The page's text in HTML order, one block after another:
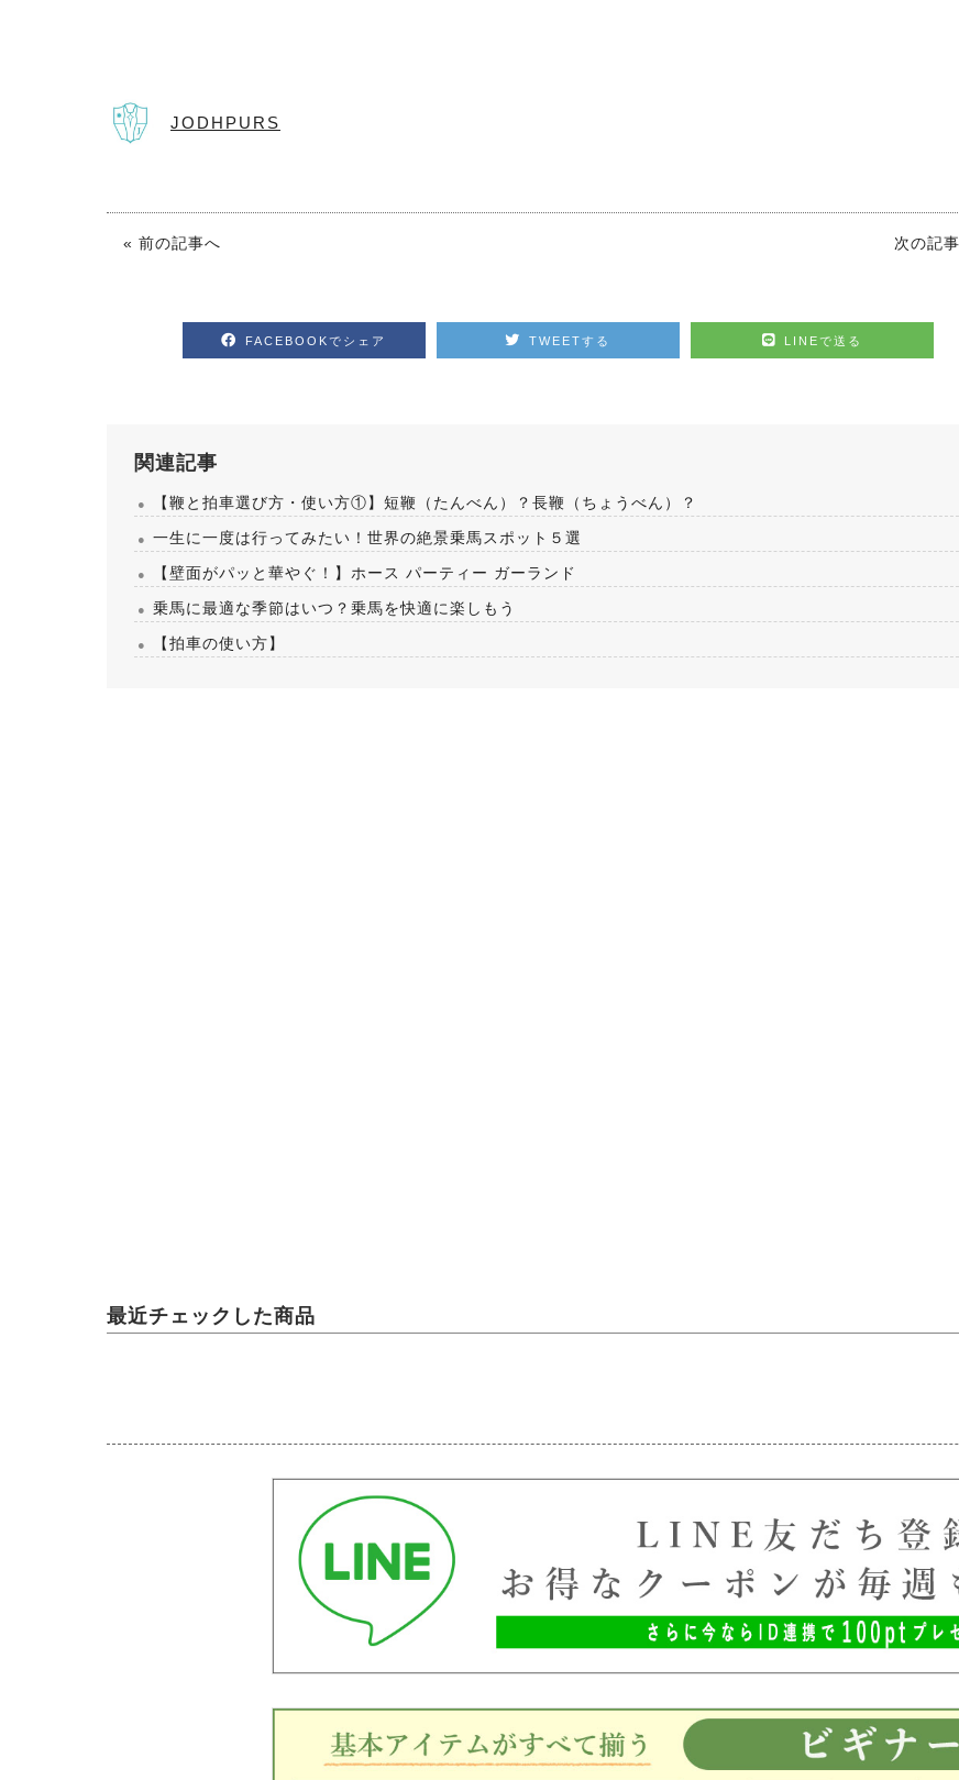
JODHPURS
« 前の記事へ 次の記
FACEBOOKでシェア TWEETする LINEで送る
関連記事
【鞭と拍車選び方・使い方①】短鞭（たんべん）？長鞭（ちょうべん）？
一生に一度は行ってみたい！世界の絶景乗馬スポット５選
【壁面がパッと華やぐ！】ホース パーティー ガーランド
乗馬に最適な季節はいつ？乗馬を快適に楽しもう
【拍車の使い方】
最近チェックした商品